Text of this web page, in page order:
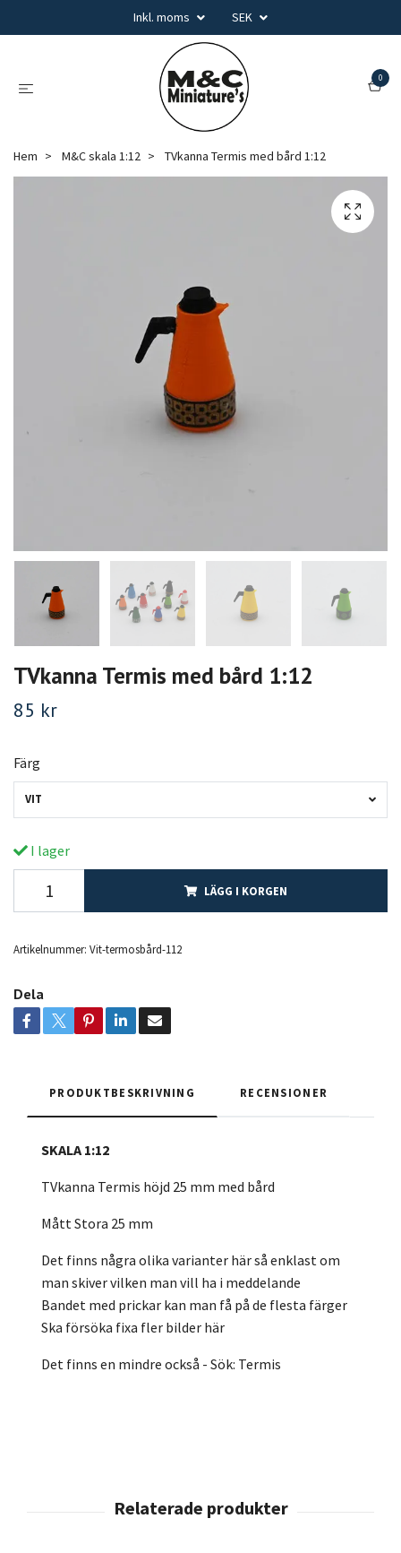
Inkl. moms SEK
0
Hem M&C skala 1:12 TVkanna Termis med bård 1:12
TVkanna Termis med bård 1:12
85 kr
Färg
VIT
I lager
LÄGG I KORGEN
Artikelnummer: Vit-termosbård-112
Dela
PRODUKTBESKRIVNING RECENSIONER
SKALA 1:12
TVkanna Termis höjd 25 mm med bård
Mått Stora 25 mm
Det finns några olika varianter här så enklast om
man skiver vilken man vill ha i meddelande
Bandet med prickar kan man få på de flesta färger
Ska försöka fixa fler bilder här
Det finns en mindre också - Sök: Termis